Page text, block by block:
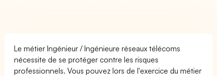
Le métier Ingénieur / Ingénieure réseaux télécoms
nécessite de se protéger contre les risques
professionnels. Vous pouvez lors de l'exercice du métier